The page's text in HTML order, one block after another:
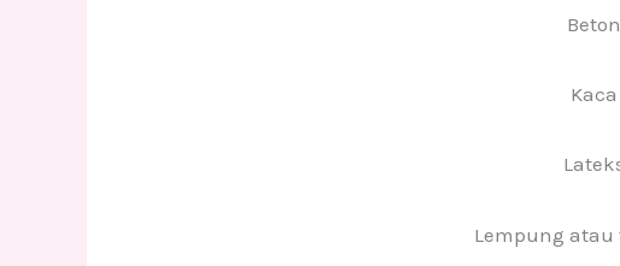
Beton
Kaca
Lempung